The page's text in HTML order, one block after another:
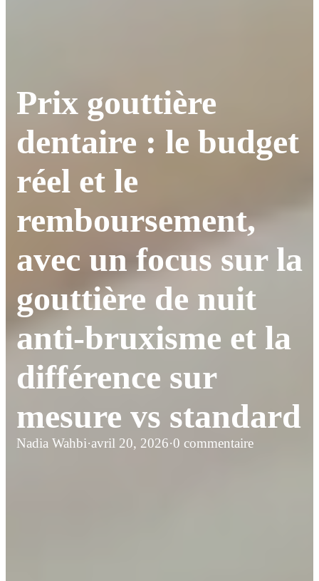
Prix gouttière
dentaire : le budget
réel et le
remboursement,
avec un focus sur la
gouttière de nuit
anti-bruxisme et la
différence sur
mesure vs standard
Nadia Wahbi·avril 20, 2026·0 commentaire